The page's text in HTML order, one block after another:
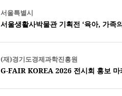
서울특별시
서울생활사박물관 기획전 ‘육아, 가족
(재)경기도경제과학진흥원
G-FAIR KOREA 2026 전시회 홍보 마